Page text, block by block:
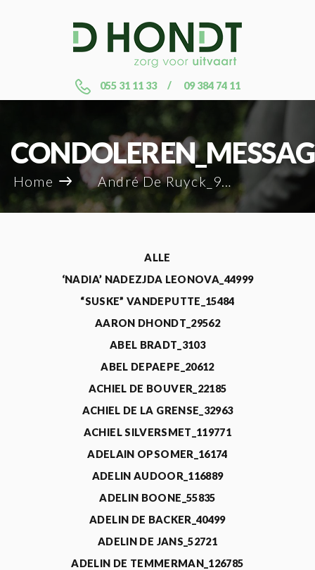
055 31 11 33 09 384 74 11
Home André De Ruyck_99761
ALLE
‘NADIA’ NADEZJDA LEONOVA_44999
“SUSKE” VANDEPUTTE_15484
AARON DHONDT_29562
ABEL BRADT_3103
ABEL DEPAEPE_20612
ACHIEL DE BOUVER_22185
ACHIEL DE LA GRENSE_32963
ACHIEL SILVERSMET_119771
ADELAIN OPSOMER_16174
ADELIN AUDOOR_116889
ADELIN BOONE_55835
ADELIN DE BACKER_40499
ADELIN DE JANS_52721
ADELIN DE TEMMERMAN_126785